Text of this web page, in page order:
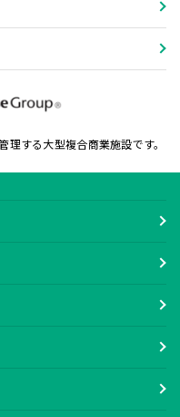
理する大型複合商業施設です。